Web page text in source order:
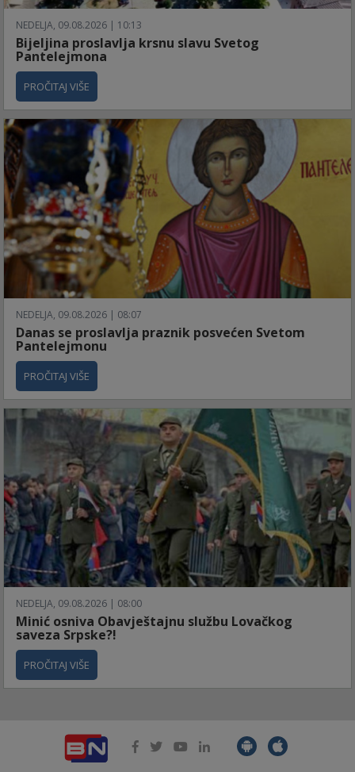
NEDELJA, 09.08.2026 | 10:13
Bijeljina proslavlja krsnu slavu Svetog
Pantelejmona
PROČITAJ VIŠE
NEDELJA, 09.08.2026 | 08:07
Danas se proslavlja praznik posvećen Svetom
Pantelejmonu
PROČITAJ VIŠE
NEDELJA, 09.08.2026 | 08:00
Minić osniva Obavještajnu službu Lovačkog
saveza Srpske?!
PROČITAJ VIŠE